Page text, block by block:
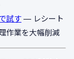
試す — レシート
作業を大幅削減